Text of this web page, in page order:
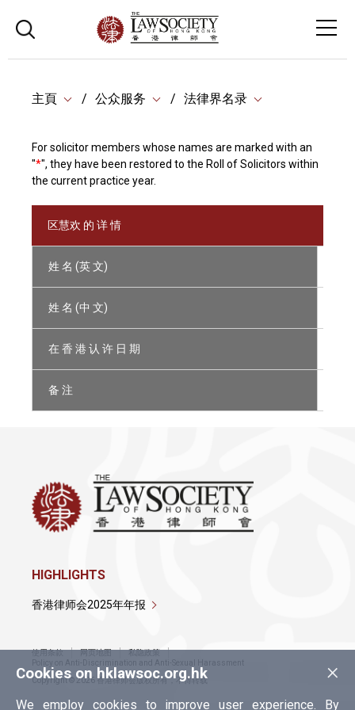
主頁 公众服务 法律界名录
For solicitor members whose names are marked with an
"*", they have been restored to the Roll of Solicitors within
the current practice year.
区慧欢 的 详 情
姓 名 (英 文)
姓 名 (中 文)
在 香 港 认 许 日 期
备 注
×
Cookies on hklawsoc.org.hk
We employ cookies to improve user experience. By
HIGHLIGHTS
香港律师会2025年年报
使用条款 网页地图
私隐政策
Policy on Anti-Discrimination and Anti-Sexual Harassment
Copyright © 2026 香港律师会版权所有，不得转载